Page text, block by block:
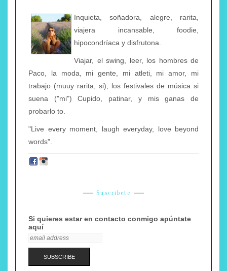
Inquieta, soñadora, alegre, rarita,
viajera incansable, foodie,
hipocondríaca y disfrutona.
Viajar, el swing, leer, los hombres de
Paco, la moda, mi gente, mi atleti, mi amor, mi
trabajo (muuy rarita, si), los festivales de música si
suena ("mi") Cupido, patinar, y mis ganas de
probarlo to.
"Live every moment, laugh everyday, love beyond
words".
Suscríbete
Si quieres estar en contacto conmigo apúntate
aquí